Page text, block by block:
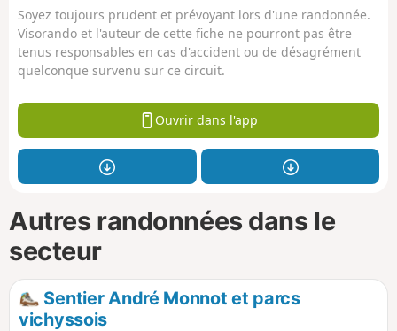
Soyez toujours prudent et prévoyant lors d'une randonnée.
Visorando et l'auteur de cette fiche ne pourront pas être
tenus responsables en cas d'accident ou de désagrément
quelconque survenu sur ce circuit.
Ouvrir dans l'app
Autres randonnées dans le
secteur
Sentier André Monnot et parcs
vichyssois